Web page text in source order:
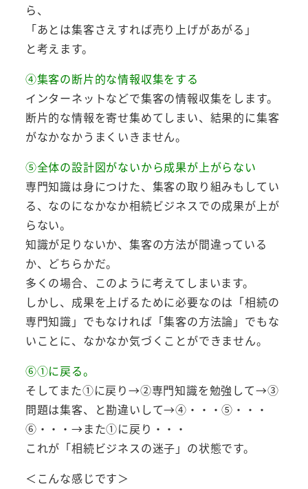
ら、
「あとは集客さえすれば売り上げがあがる」
と考えます。
④集客の断片的な情報収集をする
インターネットなどで集客の情報収集をします。
断片的な情報を寄せ集めてしまい、結果的に集客
がなかなかうまくいきません。
⑤全体の設計図がないから成果が上がらない
専門知識は身につけた、集客の取り組みもしてい
る、なのになかなか相続ビジネスでの成果が上が
らない。
知識が足りないか、集客の方法が間違っている
か、どちらかだ。
多くの場合、このように考えてしまいます。
しかし、成果を上げるために必要なのは「相続の
専門知識」でもなければ「集客の方法論」でもな
いことに、なかなか気づくことができません。
⑥①に戻る。
そしてまた①に戻り→②専門知識を勉強して→③
問題は集客、と勘違いして→④・・・⑤・・・
⑥・・・→また①に戻り・・・
これが「相続ビジネスの迷子」の状態です。
＜こんな感じです＞